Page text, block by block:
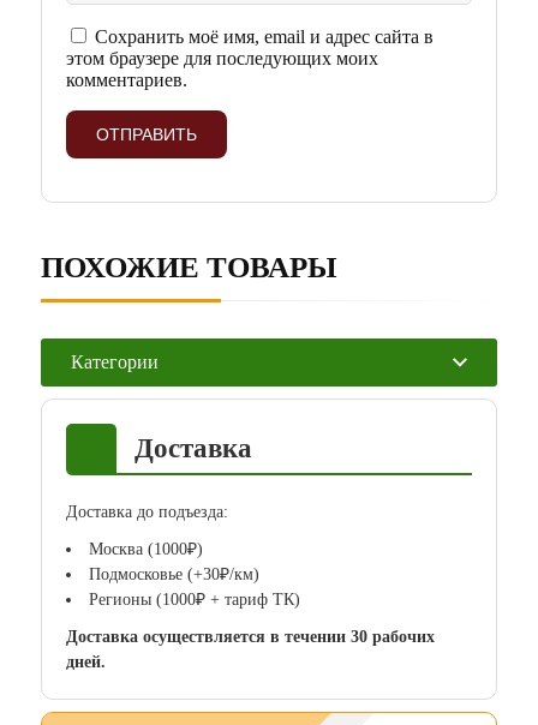
Категории
Доставка
Доставка до подъезда:
Москва (1000₽)
Подмосковье (+30₽/км)
Регионы (1000₽ + тариф ТК)
Доставка осуществляется в течении 30 рабочих
дней.
Сохранить моё имя, email и адрес сайта в
этом браузере для последующих моих
комментариев.
ПОХОЖИЕ ТОВАРЫ